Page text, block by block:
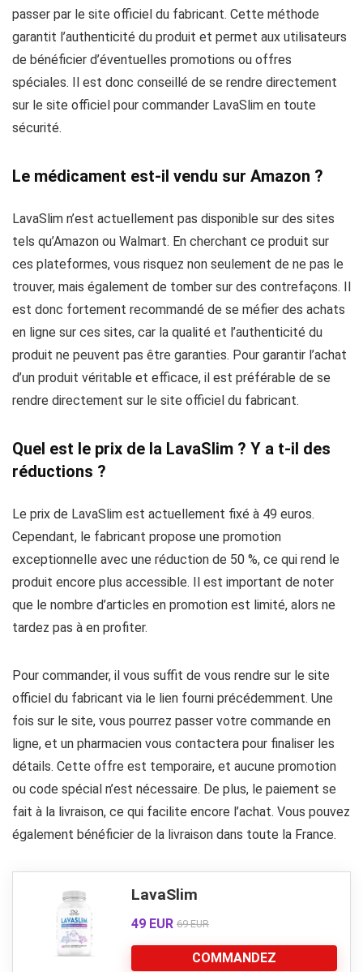
passer par le site officiel du fabricant. Cette méthode
garantit l’authenticité du produit et permet aux utilisateurs
de bénéficier d’éventuelles promotions ou offres
spéciales. Il est donc conseillé de se rendre directement
sur le site officiel pour commander LavaSlim en toute
sécurité.
Le médicament est-il vendu sur Amazon ?
LavaSlim n’est actuellement pas disponible sur des sites
tels qu’Amazon ou Walmart. En cherchant ce produit sur
ces plateformes, vous risquez non seulement de ne pas le
trouver, mais également de tomber sur des contrefaçons. Il
est donc fortement recommandé de se méfier des achats
en ligne sur ces sites, car la qualité et l’authenticité du
produit ne peuvent pas être garanties. Pour garantir l’achat
d’un produit véritable et efficace, il est préférable de se
rendre directement sur le site officiel du fabricant.
Quel est le prix de la LavaSlim ? Y a t-il des
réductions ?
Le prix de LavaSlim est actuellement fixé à 49 euros.
Cependant, le fabricant propose une promotion
exceptionnelle avec une réduction de 50 %, ce qui rend le
produit encore plus accessible. Il est important de noter
que le nombre d’articles en promotion est limité, alors ne
tardez pas à en profiter.
Pour commander, il vous suffit de vous rendre sur le site
officiel du fabricant via le lien fourni précédemment. Une
fois sur le site, vous pourrez passer votre commande en
ligne, et un pharmacien vous contactera pour finaliser les
détails. Cette offre est temporaire, et aucune promotion
ou code spécial n’est nécessaire. De plus, le paiement se
fait à la livraison, ce qui facilite encore l’achat. Vous pouvez
également bénéficier de la livraison dans toute la France.
LavaSlim
49 EUR 69 EUR
COMMANDEZ